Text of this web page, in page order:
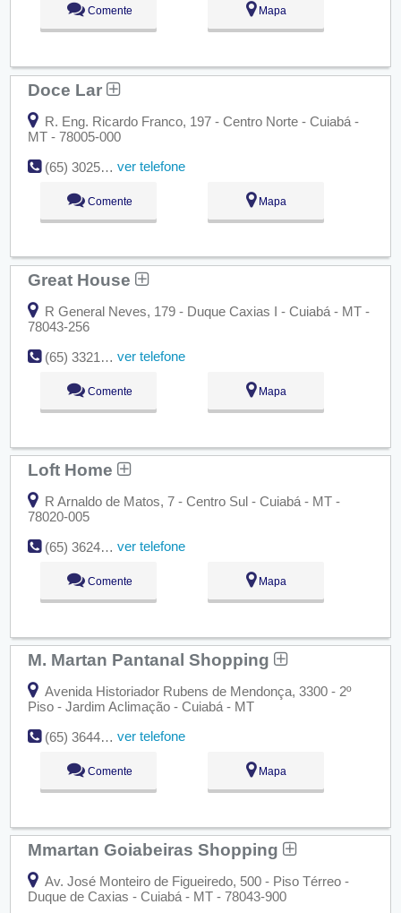
Comente Mapa
Doce Lar
R. Eng. Ricardo Franco, 197 - Centro Norte - Cuiabá -
MT - 78005-000
(65) 3025-1769
ver telefone
Comente Mapa
Great House
R General Neves, 179 - Duque Caxias I - Cuiabá - MT -
78043-256
(65) 3321-6522
ver telefone
Comente Mapa
Loft Home
R Arnaldo de Matos, 7 - Centro Sul - Cuiabá - MT -
78020-005
(65) 3624-4466
ver telefone
Comente Mapa
M. Martan Pantanal Shopping
Avenida Historiador Rubens de Mendonça, 3300 - 2º
Piso - Jardim Aclimação - Cuiabá - MT
(65) 3644-8007
ver telefone
Comente Mapa
Mmartan Goiabeiras Shopping
Av. José Monteiro de Figueiredo, 500 - Piso Térreo -
Duque de Caxias - Cuiabá - MT - 78043-900